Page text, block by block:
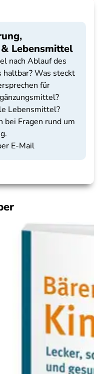
Lebensmittel
nach Ablauf des
Was steckt
für
Lebensmittel?
bei Fragen rund um
E-Mail